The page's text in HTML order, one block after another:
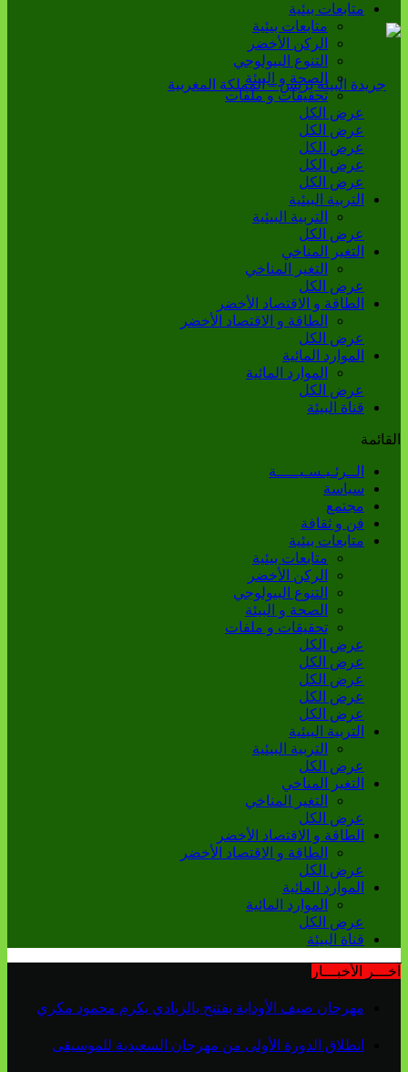
متابعات بيئية
متابعات بيئية
الركن الأخضر
التنوع البيولوجي
الصحة و البيئة
تحقيقات و ملفات
عرض الكل
عرض الكل
عرض الكل
عرض الكل
عرض الكل
التربية البيئية
التربية البيئية
عرض الكل
التغير المناخي
التغير المناخي
عرض الكل
الطاقة و الاقتصاد الأخضر
الطاقة و الاقتصاد الأخضر
عرض الكل
الموارد المائية
الموارد المائية
عرض الكل
قناة البيئة
القائمة
الــرئـيـسـيـــــة
سياسة
مجتمع
فن و ثقافة
متابعات بيئية
متابعات بيئية
الركن الأخضر
التنوع البيولوجي
الصحة و البيئة
تحقيقات و ملفات
عرض الكل
عرض الكل
عرض الكل
عرض الكل
عرض الكل
التربية البيئية
التربية البيئية
عرض الكل
التغير المناخي
التغير المناخي
عرض الكل
الطاقة و الاقتصاد الأخضر
الطاقة و الاقتصاد الأخضر
عرض الكل
الموارد المائية
الموارد المائية
عرض الكل
قناة البيئة
آخـــر الأخبـــار
مهرجان صيف الأوداية يفتتح بالزبادي يكرم محمود مكري
انطلاق الدورة الأولى من مهرجان السعيدية للموسيقى